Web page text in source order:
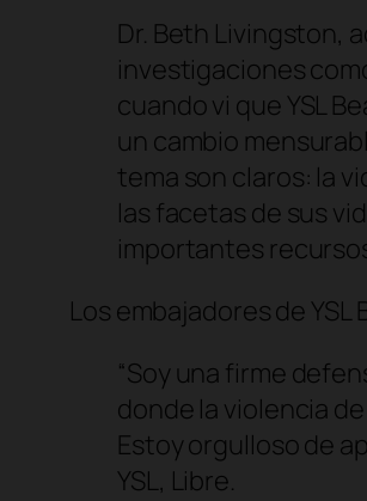
Dr. Beth Livingston,
investigaciones
cuando vi que YSL
un cambio
tema son claros: la
las facetas de sus
importantes
Los embajadores de
“Soy una firme
donde la violencia
Estoy orgulloso de
YSL, Libre.